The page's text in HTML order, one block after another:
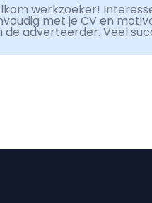
werkzoeker!
met je CV en
de adverteerder. Veel